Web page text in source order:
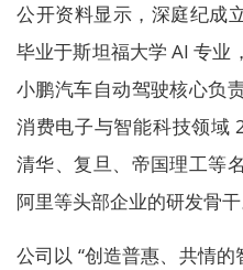
公开资料显示，深庭纪成
毕业于斯坦福大学 AI 专业
小鹏汽车自动驾驶核心负
消费电子与智能科技领域
清华、复旦、帝国理工等
阿里等头部企业的研发骨干
公司以 “创造普惠、共情